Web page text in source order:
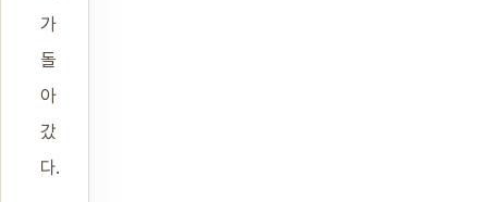
가
돌
아
갔
다.